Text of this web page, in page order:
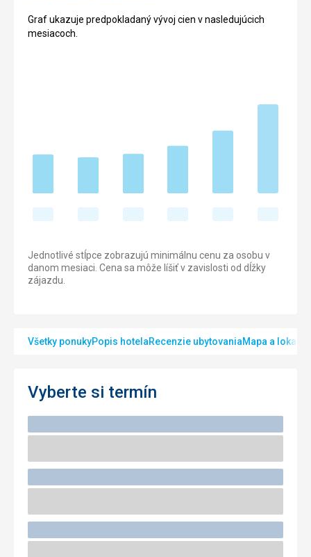
Graf ukazuje predpokladaný vývoj cien v nasledujúcich
mesiacoch.
Jednotlivé stĺpce zobrazujú minimálnu cenu za osobu v
danom mesiaci. Cena sa môže líšiť v zavislosti od dĺžky
zájazdu.
Všetky ponukyPopis hotelaRecenzie ubytovaniaMapa a lokalita
Vyberte si termín